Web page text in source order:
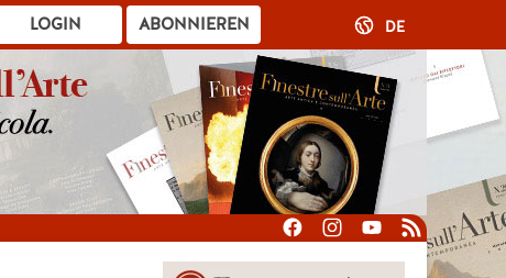
ABONNIEREN
LOGIN DE